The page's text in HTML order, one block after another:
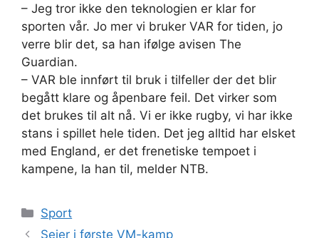
– Jeg tror ikke den teknologien er klar for
sporten vår. Jo mer vi bruker VAR for tiden, jo
verre blir det, sa han ifølge avisen The
Guardian.
– VAR ble innført til bruk i tilfeller der det blir
begått klare og åpenbare feil. Det virker som
det brukes til alt nå. Vi er ikke rugby, vi har ikke
stans i spillet hele tiden. Det jeg alltid har elsket
med England, er det frenetiske tempoet i
kampene, la han til, melder NTB.
Kategorier
Sport
Seier i første VM-kamp